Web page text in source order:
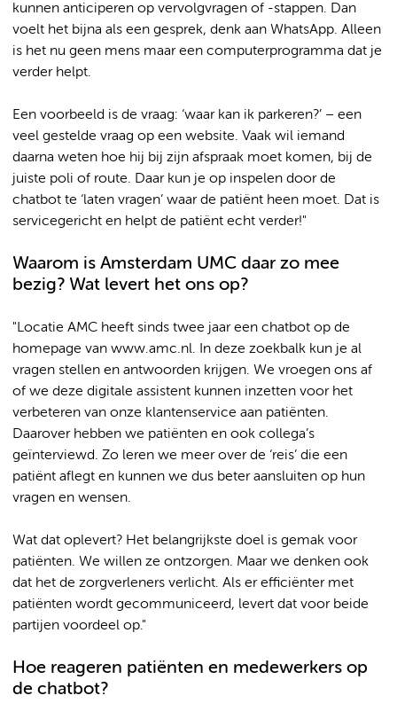
kunnen anticiperen op vervolgvragen of -stappen. Dan
voelt het bijna als een gesprek, denk aan WhatsApp. Alleen
is het nu geen mens maar een computerprogramma dat je
verder helpt.
Een voorbeeld is de vraag: ‘waar kan ik parkeren?’ – een
veel gestelde vraag op een website. Vaak wil iemand
daarna weten hoe hij bij zijn afspraak moet komen, bij de
juiste poli of route. Daar kun je op inspelen door de
chatbot te ‘laten vragen’ waar de patiënt heen moet. Dat is
servicegericht en helpt de patiënt echt verder!"
Waarom is Amsterdam UMC daar zo mee
bezig? Wat levert het ons op?
"Locatie AMC heeft sinds twee jaar een chatbot op de
homepage van www.amc.nl. In deze zoekbalk kun je al
vragen stellen en antwoorden krijgen. We vroegen ons af
of we deze digitale assistent kunnen inzetten voor het
verbeteren van onze klantenservice aan patiënten.
Daarover hebben we patiënten en ook collega’s
geïnterviewd. Zo leren we meer over de ‘reis’ die een
patiënt aflegt en kunnen we dus beter aansluiten op hun
vragen en wensen.
Wat dat oplevert? Het belangrijkste doel is gemak voor
patiënten. We willen ze ontzorgen. Maar we denken ook
dat het de zorgverleners verlicht. Als er efficiënter met
patiënten wordt gecommuniceerd, levert dat voor beide
partijen voordeel op."
Hoe reageren patiënten en medewerkers op
de chatbot?